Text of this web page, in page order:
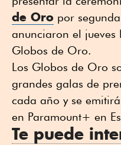
de Oro por
anunciaron el jueves
Globos de Oro.
Los Globos de Oro
grandes galas de
cada año y se
en Paramount+ en
Te puede